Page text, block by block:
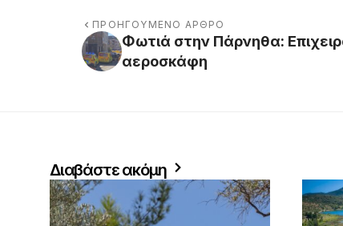
ΠΡΟΗΓΟΎΜΕΝΟ ΆΡΘΡΟ
Φωτιά στην Πάρνηθα:
αεροσκάφη
Διαβάστε ακόμη